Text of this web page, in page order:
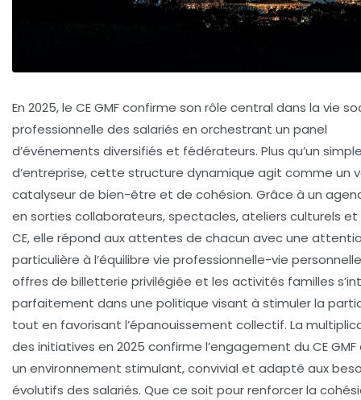
En 2025, le CE GMF confirme son rôle central dans la vie
professionnelle des salariés en orchestrant un panel
d’événements diversifiés et fédérateurs. Plus qu’un
d’entreprise, cette structure dynamique agit comme un
catalyseur de bien-être et de cohésion. Grâce à un
en sorties collaborateurs, spectacles, ateliers culturels
CE, elle répond aux attentes de chacun avec une
particulière à l’équilibre vie professionnelle-vie
offres de billetterie privilégiée et les activités familles
parfaitement dans une politique visant à stimuler la
tout en favorisant l’épanouissement collectif. La
des initiatives en 2025 confirme l’engagement du CE
un environnement stimulant, convivial et adapté aux
évolutifs des salariés. Que ce soit pour renforcer la